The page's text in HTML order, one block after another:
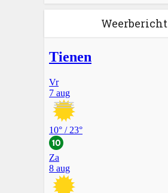
Weerbericht